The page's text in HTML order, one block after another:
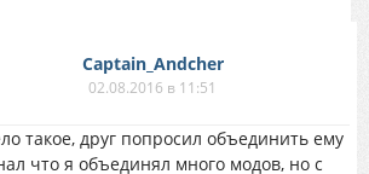
Captain_Andcher
02.08.2016 в 11:51
такое, друг попросил объединить ему
что я объединял много модов, но с